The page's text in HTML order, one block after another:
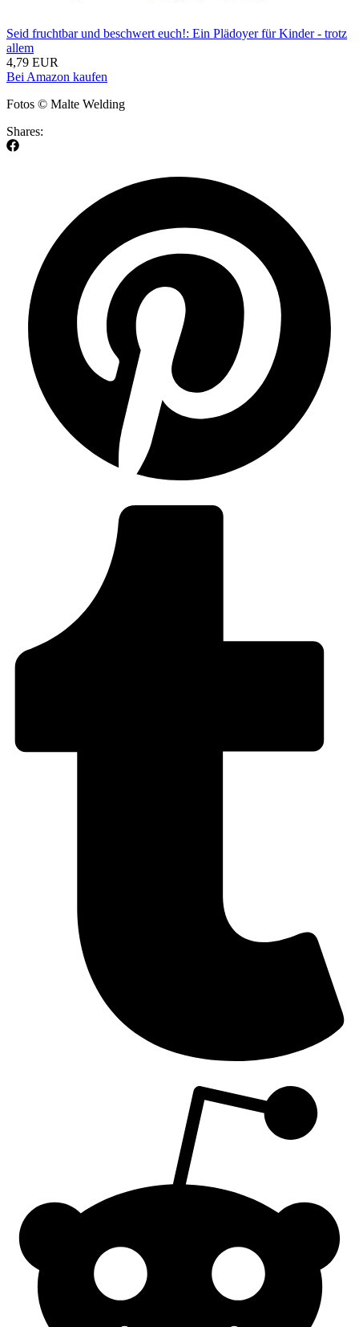
Seid fruchtbar und beschwert euch!: Ein Plädoyer für Kinder - trotz
allem
4,79 EUR
Bei Amazon kaufen
Fotos © Malte Welding
Shares: